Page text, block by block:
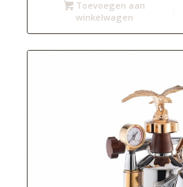
Toevoegen aan
winkelwagen